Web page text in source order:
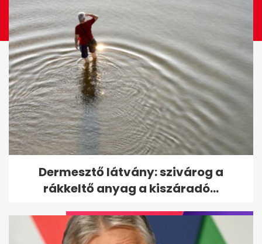
Elliot Page exeinek listája: híres
nők és férfiak a múltjából
Dermesztő látvány: szivárog a
rákkeltő anyag a kiszáradó...